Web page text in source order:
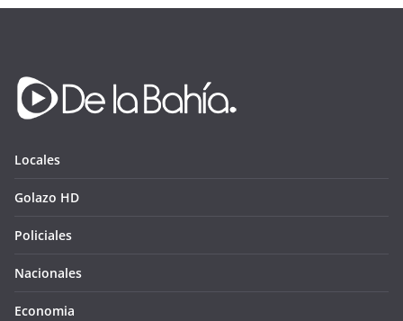
Locales
Golazo HD
Policiales
Nacionales
Economia